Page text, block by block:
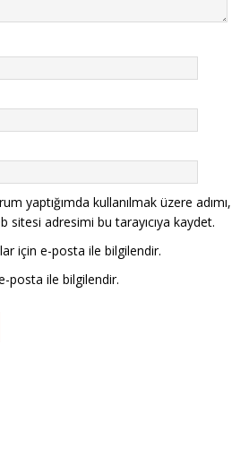
yaptığımda kullanılmak üzere adımı,
sitesi adresimi bu tarayıcıya kaydet.
için e-posta ile bilgilendir.
posta ile bilgilendir.